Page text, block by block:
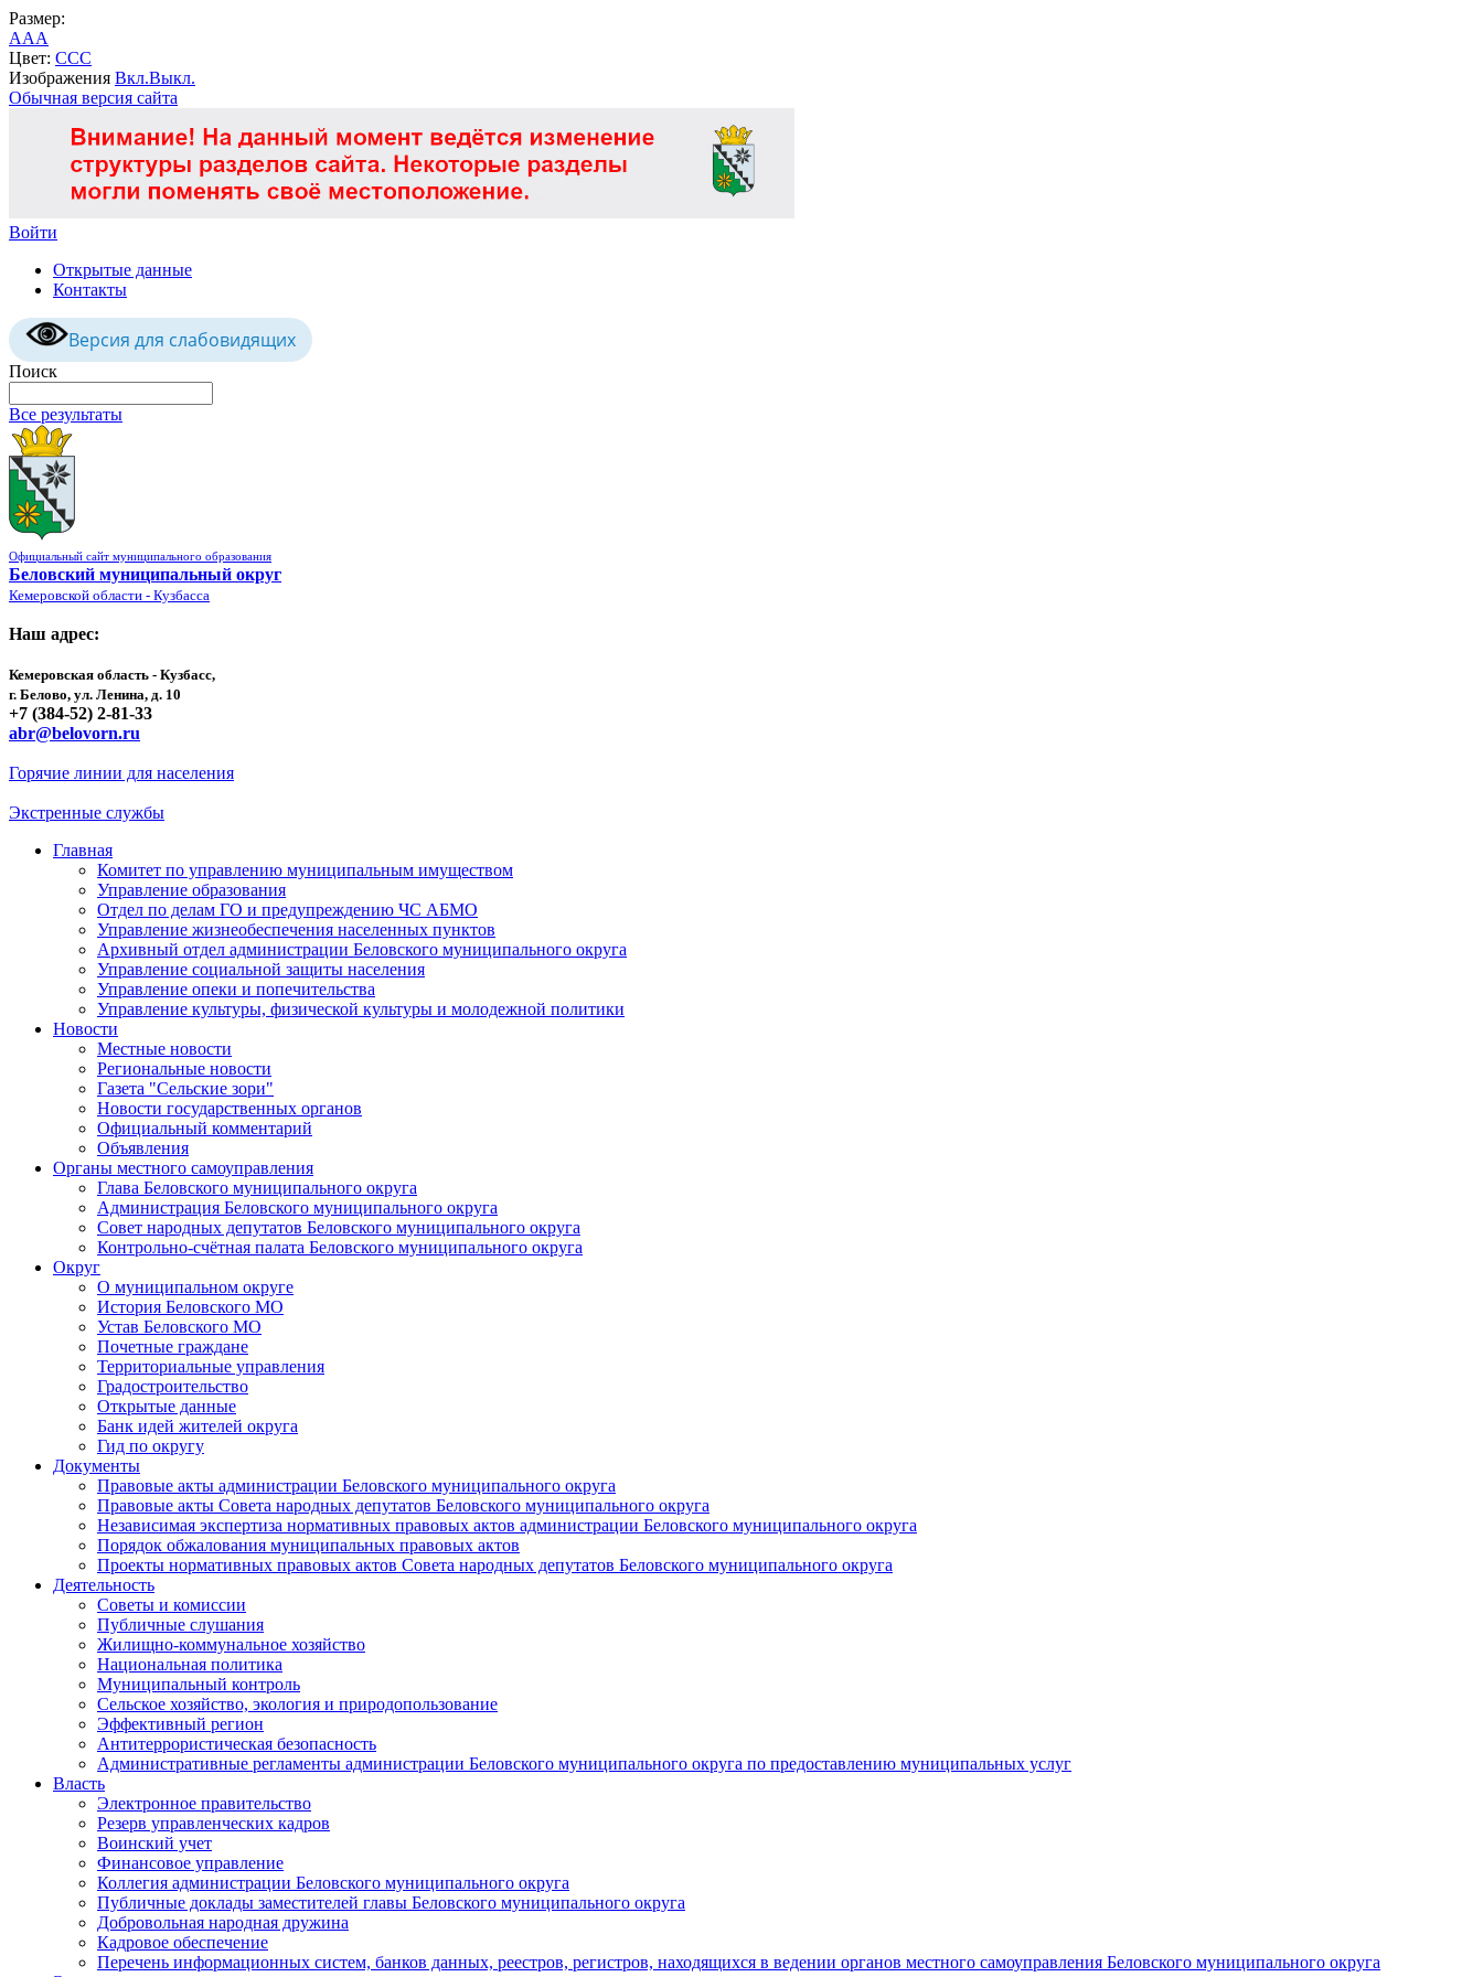
Размер:
AAA
Цвет: CCC
Изображения Вкл.Выкл.
Обычная версия сайта
Войти
Открытые данные
Контакты
Версия для слабовидящих
Поиск
Все результаты
Официальный сайт муниципального образования
Беловский муниципальный округ
Кемеровской области - Кузбасса
Наш адрес:
Кемеровская область - Кузбасс,
г. Белово, ул. Ленина, д. 10
+7 (384-52) 2-81-33
abr@belovorn.ru
Горячие линии для населения
Экстренные службы
Главная
Комитет по управлению муниципальным имуществом
Управление образования
Отдел по делам ГО и предупреждению ЧС АБМО
Управление жизнеобеспечения населенных пунктов
Архивный отдел администрации Беловского муниципального округа
Управление социальной защиты населения
Управление опеки и попечительства
Управление культуры, физической культуры и молодежной политики
Новости
Местные новости
Региональные новости
Газета "Сельские зори"
Новости государственных органов
Официальный комментарий
Объявления
Органы местного самоуправления
Глава Беловского муниципального округа
Администрация Беловского муниципального округа
Совет народных депутатов Беловского муниципального округа
Контрольно-счётная палата Беловского муниципального округа
Округ
О муниципальном округе
История Беловского МО
Устав Беловского МО
Почетные граждане
Территориальные управления
Градостроительство
Открытые данные
Банк идей жителей округа
Гид по округу
Документы
Правовые акты администрации Беловского муниципального округа
Правовые акты Совета народных депутатов Беловского муниципального округа
Независимая экспертиза нормативных правовых актов администрации Беловского муниципального округа
Порядок обжалования муниципальных правовых актов
Проекты нормативных правовых актов Совета народных депутатов Беловского муниципального округа
Деятельность
Советы и комиссии
Публичные слушания
Жилищно-коммунальное хозяйство
Национальная политика
Муниципальный контроль
Сельское хозяйство, экология и природопользование
Эффективный регион
Антитеррористическая безопасность
Административные регламенты администрации Беловского муниципального округа по предоставлению муниципальных услуг
Власть
Электронное правительство
Резерв управленческих кадров
Воинский учет
Финансовое управление
Коллегия администрации Беловского муниципального округа
Публичные доклады заместителей главы Беловского муниципального округа
Добровольная народная дружина
Кадровое обеспечение
Перечень информационных систем, банков данных, реестров, регистров, находящихся в ведении органов местного самоуправления Беловского муниципального округа